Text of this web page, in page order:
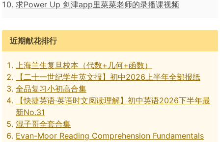
求Power Up 剑津app里菜菜老师的录播课视频
近期献花排行
上海兰生复旦校本（代数+几何+函数）
【二十一世纪学生英文报】初中2026上半年全部报纸
全品复习小初高合集
【快捷英语·英语时文阅读理解】初中英语2026下半年最
新No.31
混子哥全套合集
Evan-Moor Reading Comprehension Fundamentals